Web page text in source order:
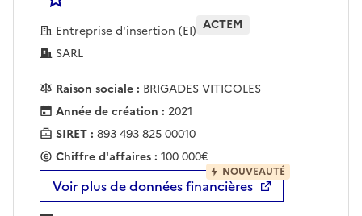
Entreprise d'insertion (EI)
SARL
ACTEM
Raison sociale : BRIGADES VITICOLES
Année de création : 2021
SIRET : 893 493 825 00010
Chiffre d'affaires : 100 000€
Voir plus de données financières
NOUVEAUTÉ